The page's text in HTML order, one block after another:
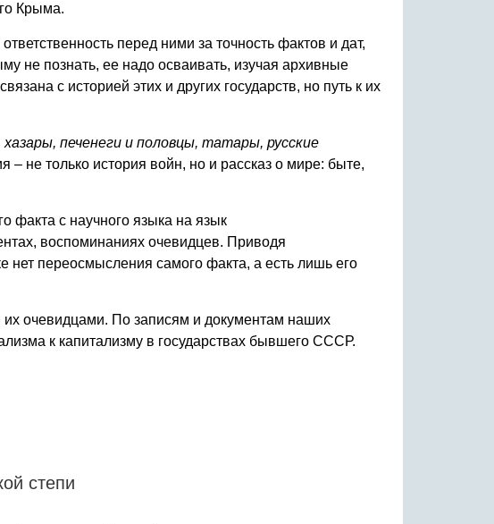
Крыма.
перед ними за точность фактов и дат,
не познать, ее надо осваивать, изучая архивные
с историей этих и других государств, но путь к их
печенеги и половцы, татары, русские
– не только история войн, но и рассказ о мире: быте,
факта с научного языка на язык
воспоминаниях очевидцев. Приводя
нет переосмысления самого факта, а есть лишь его
очевидцами. По записям и документам наших
к капитализму в государствах бывшего СССР.
степи